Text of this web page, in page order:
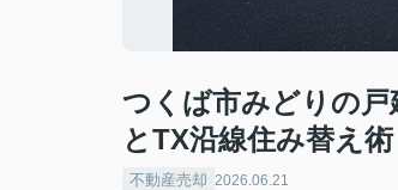
つくば市みどりの戸
とTX沿線住み替え術
不動産売却 2026.06.21